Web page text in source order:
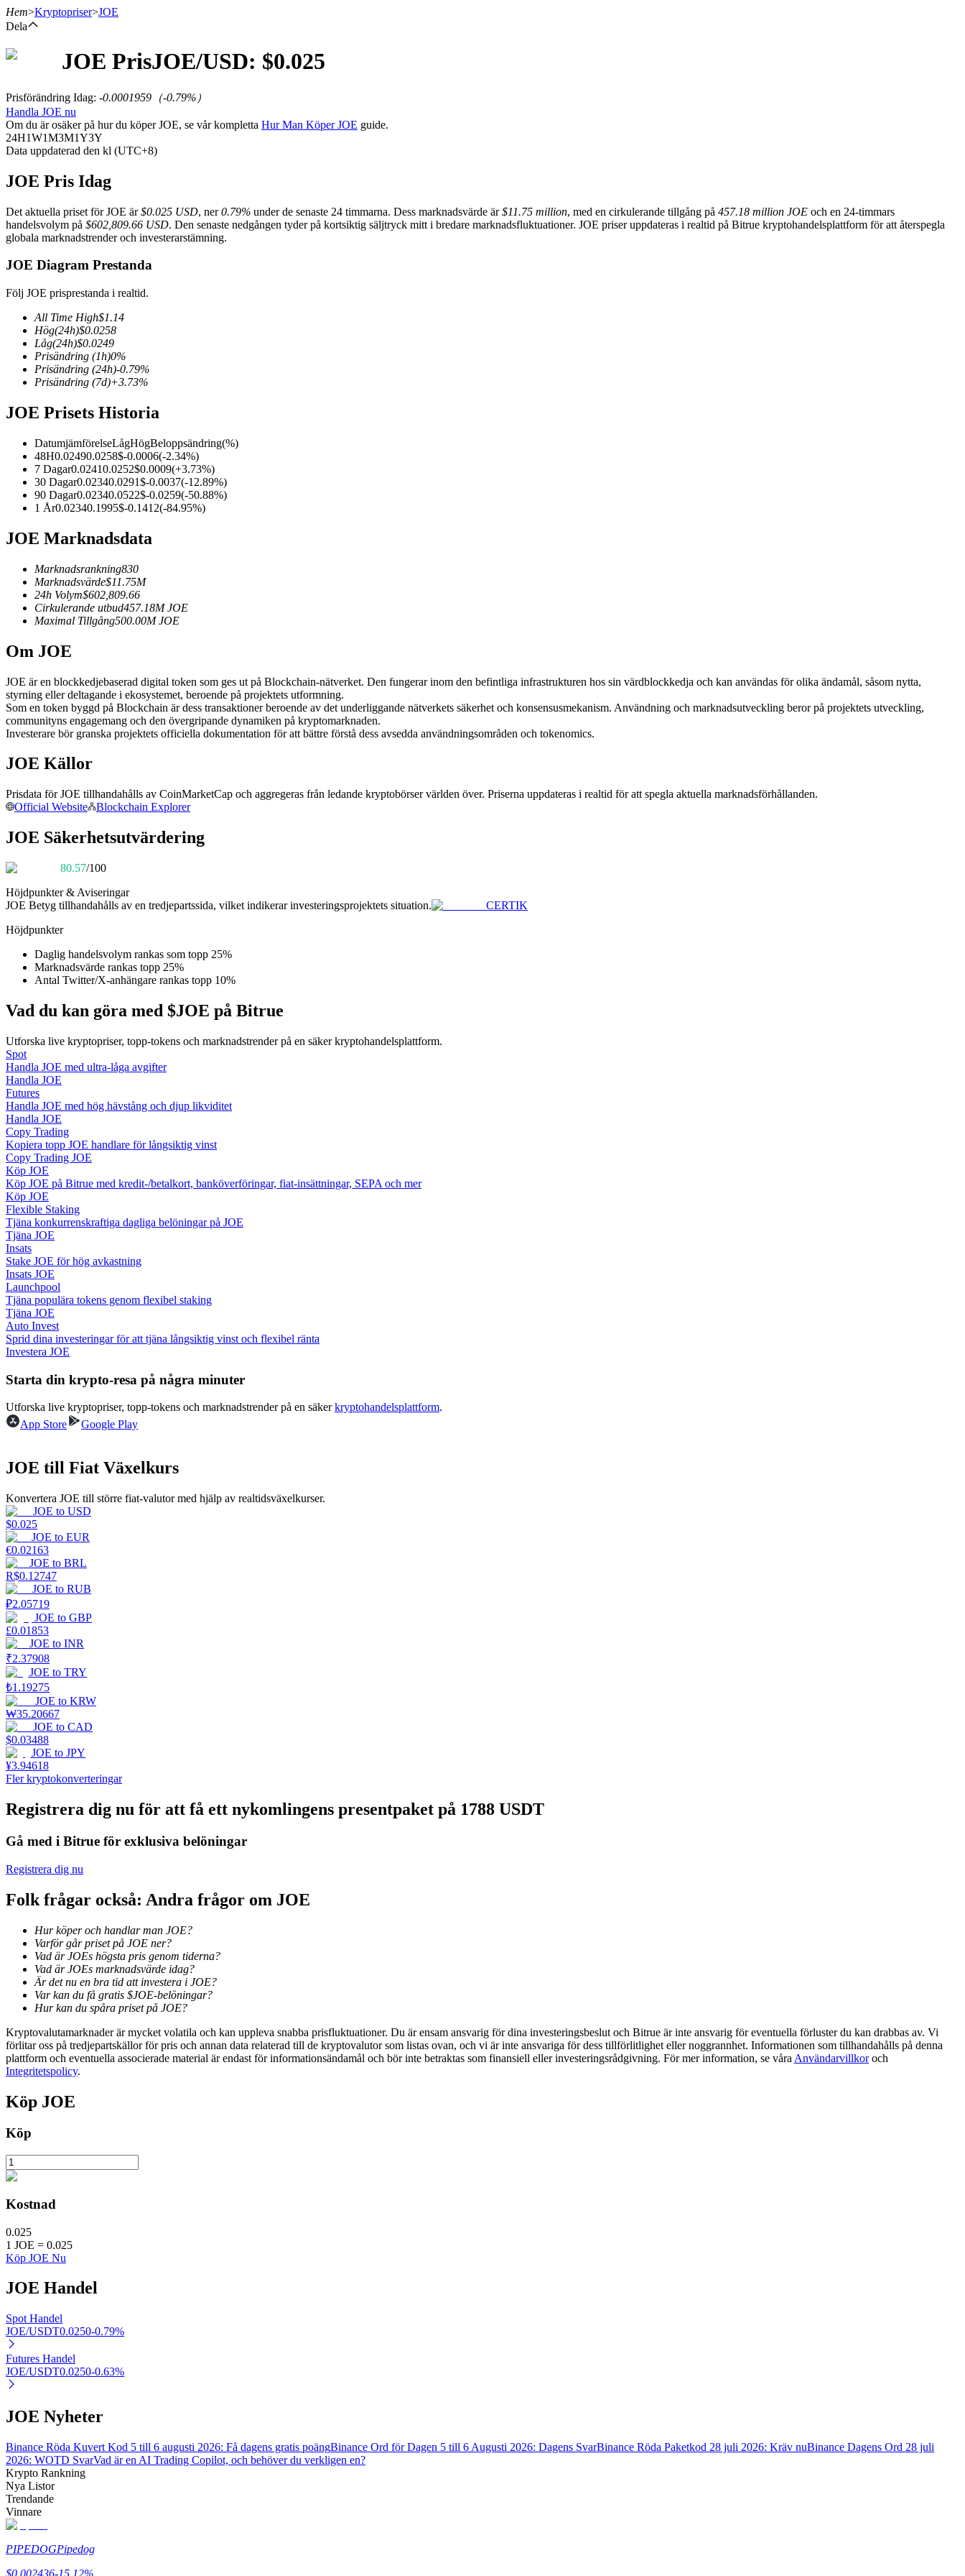
USDT Futures
Futures med USDT som säkerhet
COIN-M Futures
Futures för kryptovaluta
TradFi
Derivat för aktier, valuta, ädelmetaller och råvaror
Futures med USDC som säkerhet
Kopiera Trading
Gå med de bästa handlarna
Bli en Copy Trader
Njut av vinstdelning och kopieringshandelsprovisioner
Information
Big data-analys inklusive handelsinformation, etc.
Guide
Futures startguide
Lär dig hur du håller dig lönsam
Tjäna
Power Piggy
Tjäna konkurrenskraftiga belöningar dagligen
Utsättning
Hög avkastning och omedelbar tillgång
Flexibel insats för att tjäna populära tokens
Exklusiva investeringar för BTR-innehavare
Lån
Kryptostödd lånetjänst
Hem>Kryptopriser>JOE
Dela
JOE PrisJOE/USD: $0.025
Prisförändring Idag: -0.0001959 （-0.79%）
Handla JOE nu
Om du är osäker på hur du köper JOE, se vår kompletta Hur Man Köper JOE guide.
24H1W1M3M1Y3Y
Data uppdaterad den kl (UTC+8)
JOE Pris Idag
Det aktuella priset för JOE är$0.025 USD, ner0.79% under de senaste 24 timmarna. Dess marknadsvärde är$11.75 million, med en cirkulerande tillgång på 457.18 million JOE och en 24-timmars
handelsvolym på $602,809.66 USD. Den senaste nedgången tyder på kortsiktig säljtryck mitt i bredare marknadsfluktuationer. JOE priser uppdateras i realtid på Bitrue kryptohandelsplattform för att återspegla
globala marknadstrender och investerarstämning.
JOE Diagram Prestanda
Följ JOE prisprestanda i realtid.
All Time High$1.14
Hög(24h)$0.0258
Låg(24h)$0.0249
Prisändring (1h)0%
Prisändring (24h)-0.79%
Prisändring (7d)+3.73%
JOE Prisets Historia
DatumjämförelseLågHögBeloppsändring(%)
48H0.02490.0258$-0.0006(-2.34%)
7 Dagar0.02410.0252$0.0009(+3.73%)
30 Dagar0.02340.0291$-0.0037(-12.89%)
90 Dagar0.02340.0522$-0.0259(-50.88%)
1 År0.02340.1995$-0.1412(-84.95%)
JOE Marknadsdata
Marknadsrankning830
Marknadsvärde$11.75M
24h Volym$602,809.66
Cirkulerande utbud457.18M JOE
Maximal Tillgång500.00M JOE
Om JOE
JOE är en blockkedjebaserad digital token som ges ut på Blockchain-nätverket. Den fungerar inom den befintliga infrastrukturen hos sin värdblockkedja och kan användas för olika ändamål, såsom nytta,
styrning eller deltagande i ekosystemet, beroende på projektets utformning.
Som en token byggd på Blockchain är dess transaktioner beroende av det underliggande nätverkets säkerhet och konsensusmekanism. Användning och marknadsutveckling beror på projektets utveckling,
communityns engagemang och den övergripande dynamiken på kryptomarknaden.
Investerare bör granska projektets officiella dokumentation för att bättre förstå dess avsedda användningsområden och tokenomics.
JOE Källor
Prisdata för JOE tillhandahålls av CoinMarketCap och aggregeras från ledande kryptobörser världen över. Priserna uppdateras i realtid för att spegla aktuella marknadsförhållanden.
Official Website
Blockchain Explorer
JOE Säkerhetsutvärdering
80.57/100
Höjdpunkter & Aviseringar
JOE Betyg tillhandahålls av en tredjepartssida, vilket indikerar investeringsprojektets situation.
CERTIK
Höjdpunkter
Daglig handelsvolym rankas som topp 25%
Marknadsvärde rankas topp 25%
Antal Twitter/X-anhängare rankas topp 10%
Vad du kan göra med $JOE på Bitrue
Utforska live kryptopriser, topp-tokens och marknadstrender på en säker kryptohandelsplattform.
Spot
Handla JOE med ultra-låga avgifter
Handla JOE
Futures
Handla JOE med hög hävstång och djup likviditet
Handla JOE
Copy Trading
Kopiera topp JOE handlare för långsiktig vinst
Copy Trading JOE
Köp JOE
Köp JOE på Bitrue med kredit-/betalkort, banköverföringar, fiat-insättningar, SEPA och mer
Köp JOE
Flexible Staking
Tjäna konkurrenskraftiga dagliga belöningar på JOE
Tjäna JOE
Insats
Stake JOE för hög avkastning
Insats JOE
Launchpool
Tjäna populära tokens genom flexibel staking
Tjäna JOE
Auto Invest
Sprid dina investeringar för att tjäna långsiktig vinst och flexibel ränta
Investera JOE
Starta din krypto-resa på några minuter
Utforska live kryptopriser, topp-tokens och marknadstrender på en säkerkryptohandelsplattform.
App Store
Google Play
JOE till Fiat Växelkurs
Konvertera JOE till större fiat-valutor med hjälp av realtidsväxelkurser.
JOE to USD
$0.025
JOE to EUR
€0.02163
JOE to BRL
R$0.12747
JOE to RUB
₽2.05719
JOE to GBP
£0.01853
JOE to INR
₹2.37908
JOE to TRY
₺1.19275
JOE to KRW
₩35.20667
JOE to CAD
$0.03488
JOE to JPY
¥3.94618
Fler kryptokonverteringar
Registrera dig nu för att få ett nykomlingens presentpaket på 1788 USDT
Gå med i Bitrue för exklusiva belöningar
Registrera dig nu
Folk frågar också: Andra frågor om JOE
Hur köper och handlar man JOE?
Varför går priset på JOE ner?
Vad är JOEs högsta pris genom tiderna?
Vad är JOEs marknadsvärde idag?
Är det nu en bra tid att investera i JOE?
Var kan du få gratis $JOE-belöningar?
Hur kan du spåra priset på JOE?
Kryptovalutamarknader är mycket volatila och kan uppleva snabba prisfluktuationer. Du är ensam ansvarig för dina investeringsbeslut och Bitrue är inte ansvarig för eventuella förluster du kan drabbas av. Vi
förlitar oss på tredjepartskällor för pris och annan data relaterad till de kryptovalutor som listas ovan, och vi är inte ansvariga för dess tillförlitlighet eller noggrannhet. Informationen som tillhandahålls på denna
plattform och eventuella associerade material är endast för informationsändamål och bör inte betraktas som finansiell eller investeringsrådgivning. För mer information, se våra Användarvillkoroch
Integritetspolicy.
Köp JOE
Köp
Kostnad
0.025
1 JOE = 0.025
Köp JOE Nu
JOE Handel
Spot Handel
JOE/USDT0.0250-0.79%
Futures Handel
JOE/USDT0.0250-0.63%
JOE Nyheter
Binance Röda Kuvert Kod 5 till 6 augusti 2026: Få dagens gratis poängBinance Ord för Dagen 5 till 6 Augusti 2026: Dagens SvarBinance Röda Paketkod 28 juli 2026: Kräv nuBinance Dagens Ord 28 juli
2026: WOTD SvarVad är en AI Trading Copilot, och behöver du verkligen en?
Krypto Rankning
Nya Listor
Trendande
Vinnare
PIPEDOGPipedog